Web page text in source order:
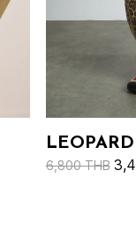
6,800 THB